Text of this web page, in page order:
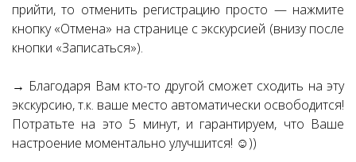
прийти, то отменить регистрацию просто — нажмите
кнопку «Отмена» на странице с экскурсией (внизу после
кнопки «Записаться»).
→ Благодаря Вам кто-то другой сможет сходить на эту
экскурсию, т.к. ваше место автоматически освободится!
Потратьте на это 5 минут, и гарантируем, что Ваше
настроение моментально улучшится! ☺))